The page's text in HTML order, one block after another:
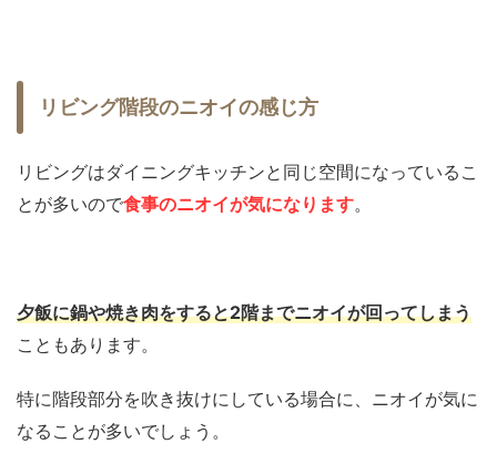
リビング階段のニオイの感じ方
リビングはダイニングキッチンと同じ空間になっているこ
とが多いので食事のニオイが気になります。
夕飯に鍋や焼き肉をすると2階までニオイが回ってしまう
こともあります。
特に階段部分を吹き抜けにしている場合に、ニオイが気に
なることが多いでしょう。